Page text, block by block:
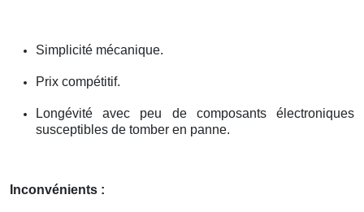
Simplicité mécanique.
Prix compétitif.
Longévité avec peu de composants électroniques
susceptibles de tomber en panne.
Inconvénients :